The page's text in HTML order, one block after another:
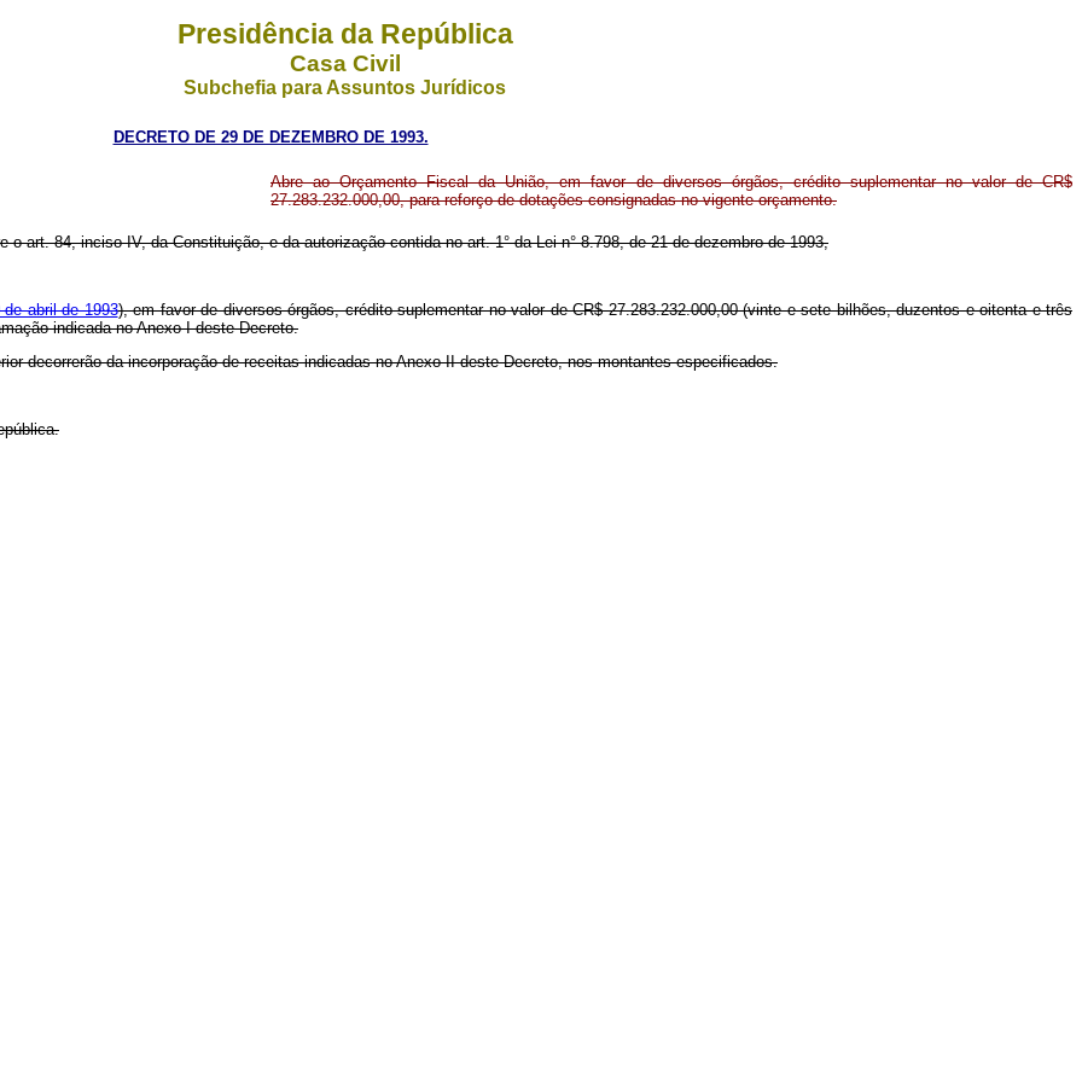
Presidência da República
Casa Civil
Subchefia para Assuntos Jurídicos
DECRETO DE 29 DE DEZEMBRO DE 1993.
Abre ao Orçamento Fiscal da União, em favor de diversos órgãos, crédito suplementar no valor de CR$
27.283.232.000,00, para reforço de dotações consignadas no vigente orçamento.
o art. 84, inciso IV, da Constituição, e da autorização contida no art. 1° da Lei n° 8.798, de 21 de dezembro de 1993,
abril de 1993), em favor de diversos órgãos, crédito suplementar no valor de CR$ 27.283.232.000,00 (vinte e sete bilhões, duzentos e oitenta e três
indicada no Anexo I deste Decreto.
decorrerão da incorporação de receitas indicadas no Anexo II deste Decreto, nos montantes especificados.